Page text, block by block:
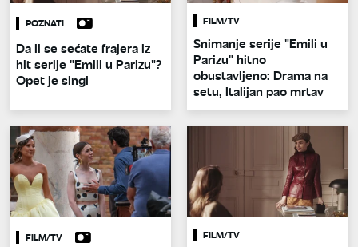
POZNATI
Da li se sećate frajera iz
hit serije "Emili u Parizu"?
Opet je singl
FILM/TV
Snimanje serije "Emili u
Parizu" hitno
obustavljeno: Drama na
setu, Italijan pao mrtav
FILM/TV FILM/TV